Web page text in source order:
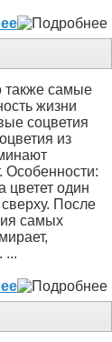
также самые
жизни
соцветия
из
цветет один
После
самых
...